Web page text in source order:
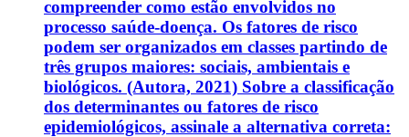
compreender como estão envolvidos no
processo saúde-doença. Os fatores de risco
podem ser organizados em classes partindo de
três grupos maiores: sociais, ambientais e
biológicos. (Autora, 2021) Sobre a classificação
dos determinantes ou fatores de risco
epidemiológicos, assinale a alternativa correta: